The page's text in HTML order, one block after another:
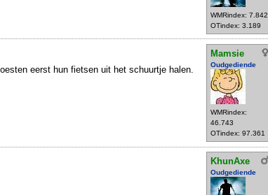
WMRindex: 7.842
OTindex: 3.189
Mamsie
Oudgediende
WMRindex:
46.743
OTindex: 97.361
eerst hun fietsen uit het schuurtje halen.
KhunAxe
Oudgediende